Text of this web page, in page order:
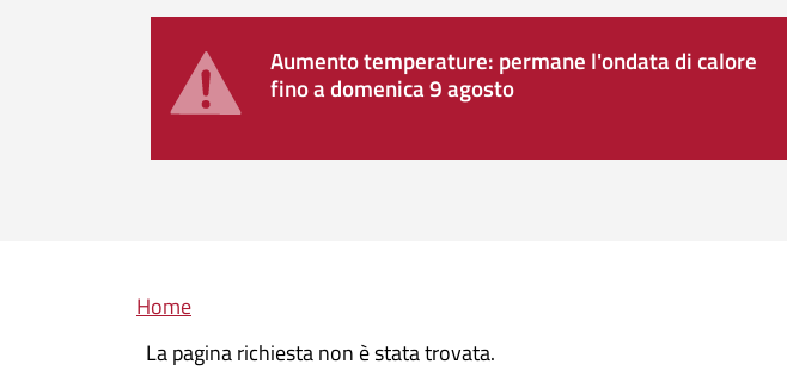
Aumento temperature: permane l'ondata di calore
fino a domenica 9 agosto
Briciole di pane
Home
La pagina richiesta non è stata trovata.